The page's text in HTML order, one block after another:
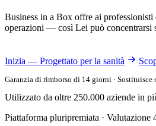
Business in a Box offre ai
operazioni — così Lei può concentrarsi
Inizia — Progettato per la sanità
Garanzia di rimborso di 14 giorni · Sostituisce
Utilizzato da oltre 250.000 aziende in
Piattaforma pluripremiata ·